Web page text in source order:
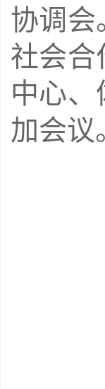
协调
社会合
中心
加会议